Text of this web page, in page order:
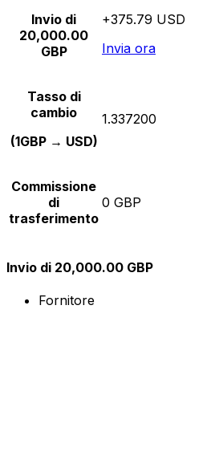
Invio di
20,000.00
GBP
+375.79 USD
Invia ora
Tasso di
cambio
(1GBP → USD)
1.337200
Commissione
di
trasferimento
0 GBP
Invio di 20,000.00 GBP
Fornitore